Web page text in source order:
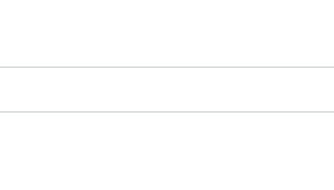
- Eventi